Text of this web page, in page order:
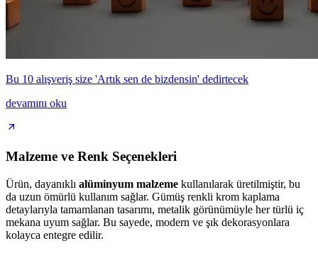
Bu 10 alışveriş size 'Artık sen de bizdensin' dedirtecek
devamını oku
Malzeme ve Renk Seçenekleri
Ürün, dayanıklı alüminyum malzeme kullanılarak üretilmiştir, bu
da uzun ömürlü kullanım sağlar. Gümüş renkli krom kaplama
detaylarıyla tamamlanan tasarımı, metalik görünümüyle her türlü iç
mekana uyum sağlar. Bu sayede, modern ve şık dekorasyonlara
kolayca entegre edilir.